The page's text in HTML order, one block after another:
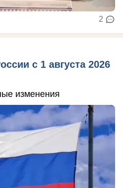
2
с 1 августа 2026
изменения